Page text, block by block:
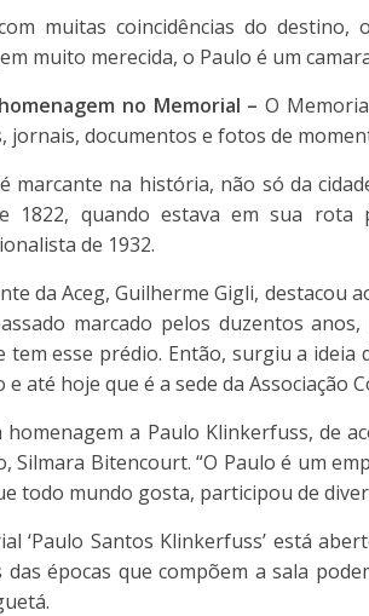
muitas coincidências do
muito merecida, o Paulo é um
no Memorial – O
jornais, documentos e fotos de
marcante na história, não só da
1822, quando estava em sua rota
de 1932.
da Aceg, Guilherme Gigli, destacou
marcado pelos duzentos
tem esse prédio. Então, surgiu a
e até hoje que é a sede da Associação
homenagem a Paulo Klinkerfuss, de
Silmara Bitencourt. “O Paulo é um
todo mundo gosta, participou de
‘Paulo Santos Klinkerfuss’ está
das épocas que compõem a sala